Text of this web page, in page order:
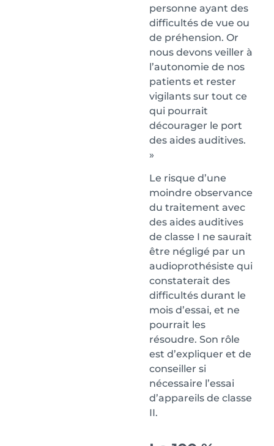
personne ayant des
difficultés de vue ou
de préhension. Or
nous devons veiller à
l’autonomie de nos
patients et rester
vigilants sur tout ce
qui pourrait
décourager le port
des aides auditives.
»
Le risque d’une
moindre observance
du traitement avec
des aides auditives
de classe I ne saurait
être négligé par un
audioprothésiste qui
constaterait des
difficultés durant le
mois d’essai, et ne
pourrait les
résoudre. Son rôle
est d’expliquer et de
conseiller si
nécessaire l’essai
d’appareils de classe
II.